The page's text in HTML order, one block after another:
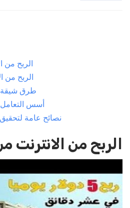
الربح من
الربح من
طرق شيقة
أسس التعامل
نصائح عامة
الربح من الانترنت